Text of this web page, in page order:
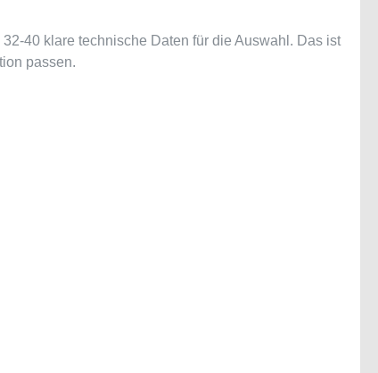
40 klare technische Daten für die Auswahl. Das ist
passen.